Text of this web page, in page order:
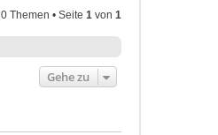
0 Themen • Seite 1 von 1
Gehe zu